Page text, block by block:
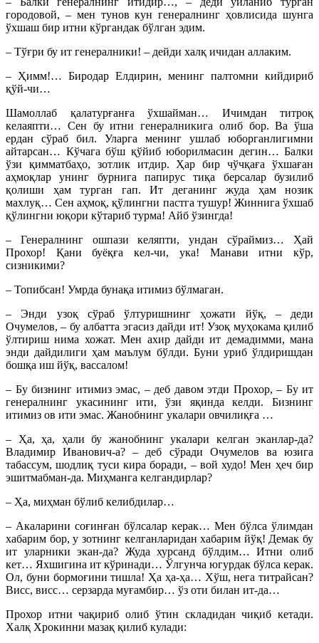
городовой, – мен тунов кун генералнинг ҳовлисида шунга
ўхшаш бир итни кўргандак бўлган эдим.
– Тўғри бу ит генералники! – дейди халқ ичидан аллаким.
– Ҳимм!… Биродар Елдирин, менинг палтомни кийдириб
қўй-чи…
Шамоллаб қалатурғанға ўхшайман… Ичимдан титроқ
келаяпти… Сен бу итни генералникига олиб бор. Ва ўша
ердан сўраб бил. Уларга менинг ушлаб юборганлигимни
айтарсан… Кўчага бўш қўйиб юборилмасин дегин… Балки
ўзи қимматбаҳо, зотлик итдир. Ҳар бир чўчқаға ўхшаған
аҳмоқлар унинг бурнига папирус тиқа берсалар бузилиб
қолиши ҳам турган гап. Ит деганинг жуда ҳам нозик
махлуқ… Сен аҳмоқ, қўлингни пастга тушур! Жиннига ўхшаб
қўлингни юқори кўтариб турма! Айб ўзингда!
– Генералнинг ошпази келяпти, ундан сўраймиз… Ҳай
Прохор! Қани буёқға кел-чи, ука! Манави итни кўр,
сизникими?
– Топибсан! Умрда бунақа итимиз бўлмаган.
– Энди узоқ сўраб ўлтуришнинг ҳожати йўқ, – деди
Очумелов, – бу албатта эгасиз дайди ит! Узоқ муҳокама қилиб
ўлтириш нима хожат. Мен ахир дайди ит демадимми, мана
энди дайдилиги ҳам маълум бўлди. Буни уриб ўлдиришдан
бошқа иш йўқ, вассалом!
– Бу бизнинг итимиз эмас, – деб давом этди Прохор, – Бу ит
генералнинг укасининг ити, ўзи яқинда келди. Бизнинг
итимиз ов ити эмас. Жанобнинг укалари овчилиқға …
– Ҳа, ҳа, ҳали бу жанобнинг укалари келган эканлар-да?
Владимир Иванович-а? – деб сўради Очумелов ва юзига
табассум, шодлиқ туси кира боради, – вой худо! Мен ҳеч бир
эшитмабман-да. Миҳманга келгандирлар?
– Ҳа, миҳман бўлиб келибдилар…
– Акаларини соғинған бўлсалар керак… Мен бўлса ўлимдан
хабарим бор, у зотнинг келганларидан хабарим йўқ! Демак бу
ит уларники экан-да? Жуда хурсанд бўлдим… Итни олиб
кет… Яхшигина ит кўринади… Ўлгунча югурдак бўлса керак.
Ол, буни бормоғини тишла! Ҳа ҳа-ҳа… Хўш, нега титрайсан?
Висс, висс… серзарда муғамбир… ўз оти билан ит-да…
Прохор итни чақириб олиб ўтин складидан чиқиб кетади.
Халқ Хрокинни мазақ қилиб кулади: